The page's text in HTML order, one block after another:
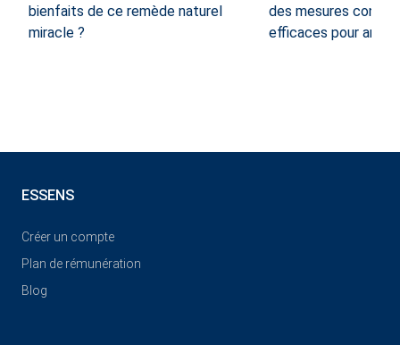
bienfaits de ce remède naturel
miracle ?
des mesures
efficaces pour
ESSENS
Créer un compte
Plan de rémunération
Blog